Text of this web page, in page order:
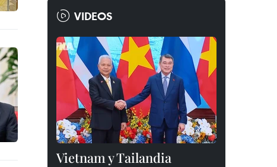
VIDEOS
Vietnam y Tailandia